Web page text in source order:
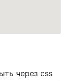
через css